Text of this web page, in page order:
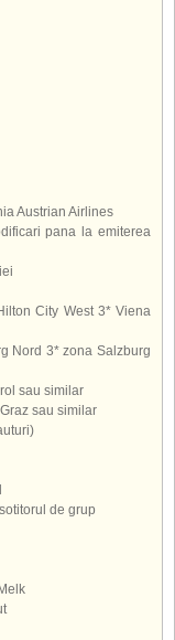
Austrian Airlines
pana la emiterea
City West 3* Viena
Nord 3* zona Salzburg
sau similar
sau similar
de grup